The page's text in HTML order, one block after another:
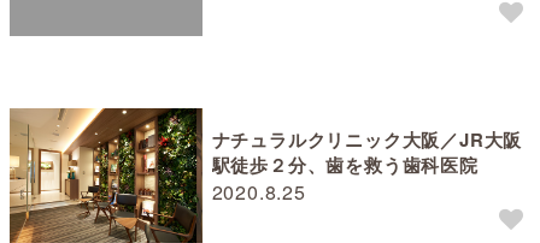
2020.8.25
ナチュラルクリニック大阪／JR大阪
駅徒歩２分、歯を救う歯科医院